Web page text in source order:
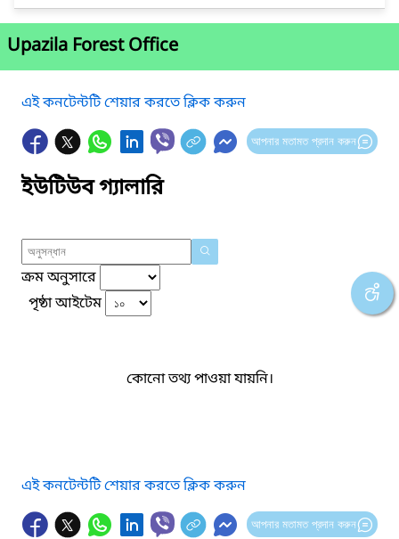
Upazila Forest Office
এই কনটেন্টটি শেয়ার করতে ক্লিক করুন
আপনার মতামত প্রদান করুন
ইউটিউব গ্যালারি
ক্রম অনুসারে
পৃষ্ঠা আইটেম
কোনো তথ্য পাওয়া যায়নি।
এই কনটেন্টটি শেয়ার করতে ক্লিক করুন
আপনার মতামত প্রদান করুন